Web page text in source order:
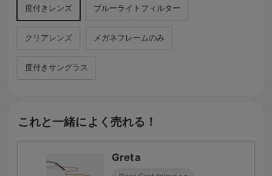
度付きレンズ ブルーライトフィルター
クリアレンズ メガネフレームのみ
度付きサングラス
これと一緒によく売れる！
Greta